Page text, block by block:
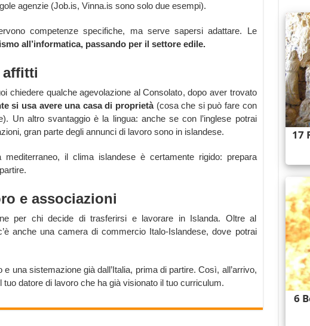
agenzie (Job.is, Vinna.is sono solo due esempi).
competenze specifiche, ma serve sapersi adattare. Le
all’informatica, passando per il settore edile.
affitti
chiedere qualche agevolazione al Consolato, dopo aver trovato
si usa avere una casa di proprietà(cosa che si può fare con
Un altro svantaggio è la lingua: anche se con l’inglese potrai
gran parte degli annunci di lavoro sono in islandese.
il clima islandese è certamente rigido: prepara
e associazioni
per chi decide di trasferirsi e lavorare in Islanda. Oltre al
anche una camera di commercio Italo-Islandese, dove potrai
una sistemazione già dall’Italia, prima di partire. Così, all’arrivo,
datore di lavoro che ha già visionato il tuo curriculum.